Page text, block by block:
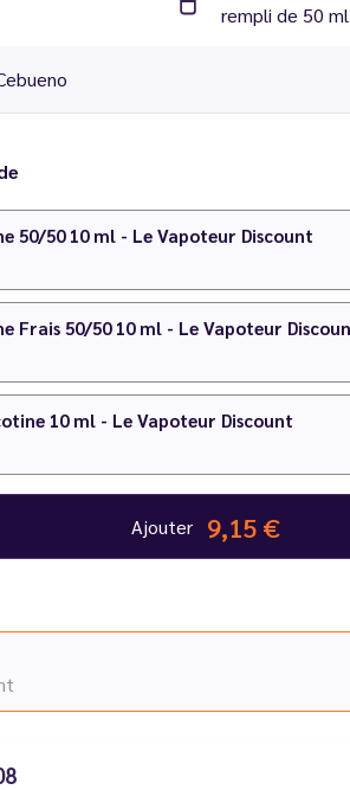
rempli de 50
50/50 10 ml - Le Vapoteur Discount
Frais 50/50 10 ml - Le Vapoteur
10 ml - Le Vapoteur Discount
Ajouter 9,15 €